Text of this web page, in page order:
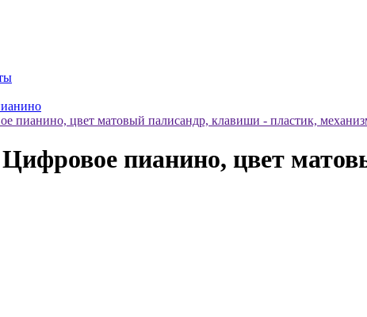
пианино, цвет матовый палисандр, клавиши - пластик,
пианино, цвет